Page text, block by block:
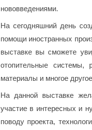
нововведениями.
На сегодняшний день
помощи иностранных
выставке вы сможете
отопительные системы,
материалы и многое
На данной выставке
участие в интересных и
поводу проекта,